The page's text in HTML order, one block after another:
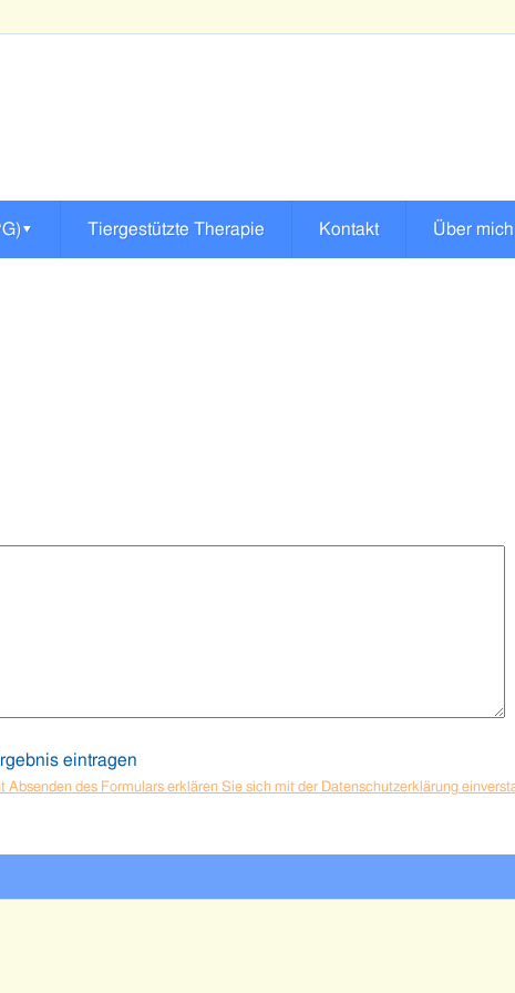
▾ Tiergestützte Therapie Kontakt Über mich
eintragen
Absenden des Formulars erklären Sie sich mit der Datenschutzerklärung